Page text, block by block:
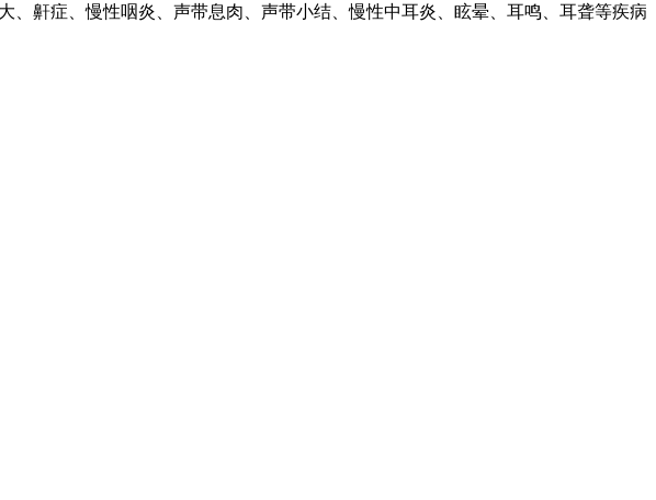
鼾症、慢性咽炎、声带息肉、声带小结、慢性中耳炎、眩晕、耳鸣、耳聋等疾病